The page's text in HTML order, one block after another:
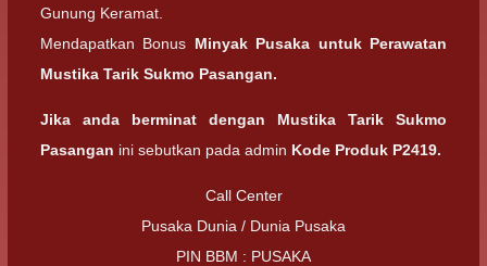
Gunung Keramat.
Mendapatkan Bonus Minyak Pusaka untuk Perawatan
Mustika Tarik Sukmo Pasangan.
Jika anda berminat dengan Mustika Tarik Sukmo
Pasangan ini sebutkan pada admin Kode Produk P2419.
Call Center
Pusaka Dunia / Dunia Pusaka
PIN BBM : PUSAKA